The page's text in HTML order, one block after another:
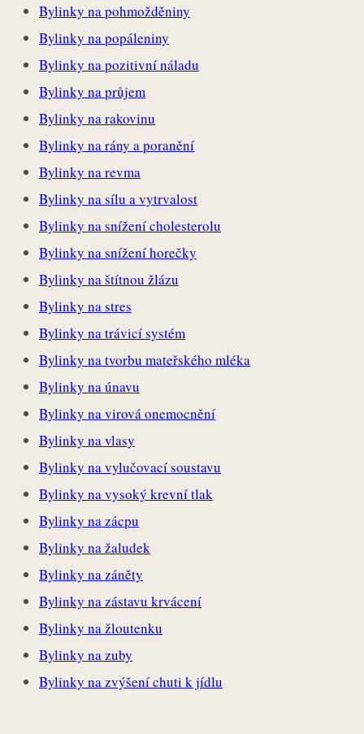
Bylinky na pohmožděniny
Bylinky na popáleniny
Bylinky na pozitivní náladu
Bylinky na průjem
Bylinky na rakovinu
Bylinky na rány a poranění
Bylinky na revma
Bylinky na sílu a vytrvalost
Bylinky na snížení cholesterolu
Bylinky na snížení horečky
Bylinky na štítnou žlázu
Bylinky na stres
Bylinky na trávicí systém
Bylinky na tvorbu mateřského mléka
Bylinky na únavu
Bylinky na virová onemocnění
Bylinky na vlasy
Bylinky na vylučovací soustavu
Bylinky na vysoký krevní tlak
Bylinky na zácpu
Bylinky na žaludek
Bylinky na záněty
Bylinky na zástavu krvácení
Bylinky na žloutenku
Bylinky na zuby
Bylinky na zvýšení chuti k jídlu